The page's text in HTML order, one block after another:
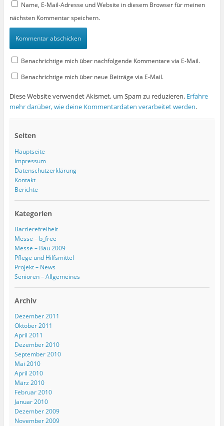
Name, E-Mail-Adresse und Website in diesem Browser für meinen
nächsten Kommentar speichern.
Benachrichtige mich über nachfolgende Kommentare via E-Mail.
Benachrichtige mich über neue Beiträge via E-Mail.
Diese Website verwendet Akismet, um Spam zu reduzieren. Erfahre
mehr darüber, wie deine Kommentardaten verarbeitet werden.
Seiten
Hauptseite
Impressum
Datenschutzerklärung
Kontakt
Berichte
Kategorien
Barrierefreiheit
Messe – b_free
Messe – Bau 2009
Pflege und Hilfsmittel
Projekt – News
Senioren – Allgemeines
Archiv
Dezember 2011
Oktober 2011
April 2011
Dezember 2010
September 2010
Mai 2010
April 2010
März 2010
Februar 2010
Januar 2010
Dezember 2009
November 2009